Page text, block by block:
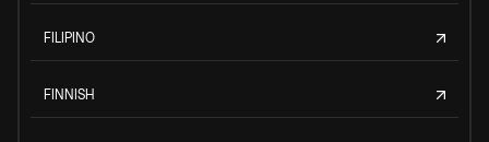
FILIPINO
FINNISH